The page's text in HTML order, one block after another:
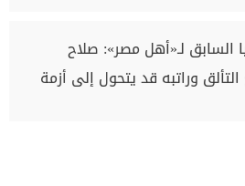
السابق لـ«أهل مصر»: صلاح
وراتبه قد يتحول إلى أزمة